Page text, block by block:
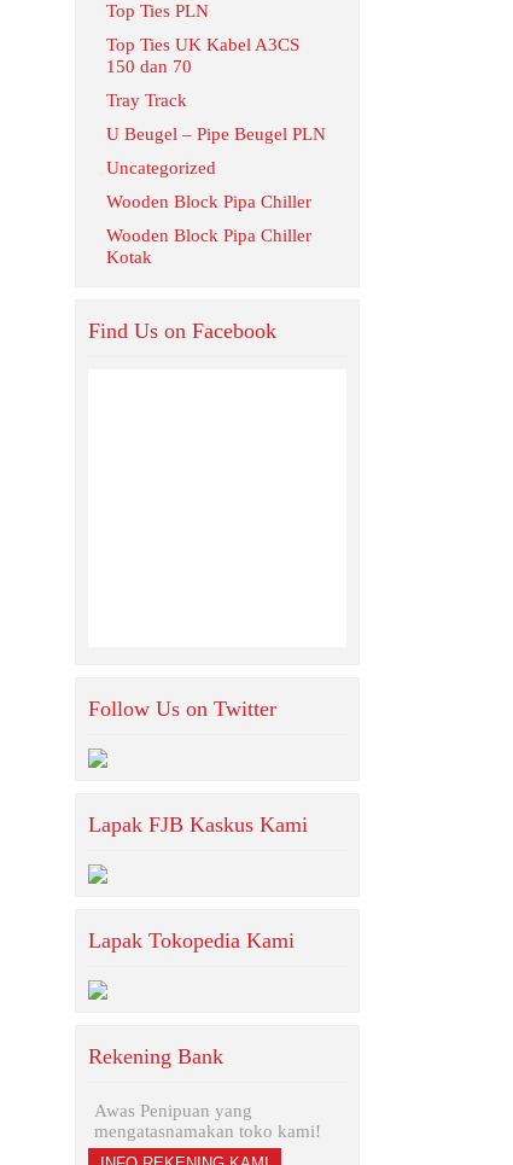
Top Ties PLN
Top Ties UK Kabel A3CS
150 dan 70
Tray Track
U Beugel – Pipe Beugel PLN
Uncategorized
Wooden Block Pipa Chiller
Wooden Block Pipa Chiller
Kotak
Find Us on Facebook
Follow Us on Twitter
Lapak FJB Kaskus Kami
Lapak Tokopedia Kami
Rekening Bank
Awas Penipuan yang
mengatasnamakan toko kami!